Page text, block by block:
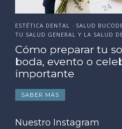
ESTÉTICA DENTAL • SALUD
TU SALUD GENERAL Y LA SALUD
Cómo preparar tu
boda, evento o
importante
SABER MÁS
Nuestro Instagram